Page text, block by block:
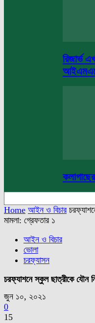
রিজার্ভ
Home আইন ও বিচার
মামলা: গ্রেফতার ১
আইন ও বিচার
ভোলা
চরফ্যাসন
চরফ্যাশনে স্কুল ছাত্রীকে যৌন
জুন ১০, ২০২১
0
15